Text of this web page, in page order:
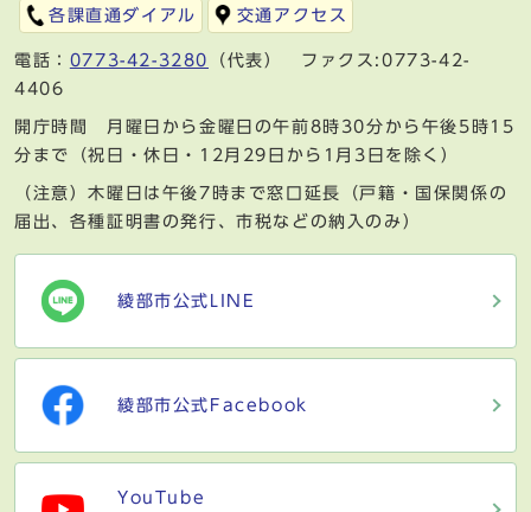
各課直通ダイアル
交通アクセス
電話： 0773-42-3280
（代表） ファクス:0773-42-
4406
開庁時間 月曜日から金曜日の午前8時30分から午後5時15
分まで（祝日・休日・12月29日から1月3日を除く）
（注意）木曜日は午後7時まで窓口延長（戸籍・国保関係の
届出、各種証明書の発行、市税などの納入のみ）
綾部市公式LINE
綾部市公式Facebook
YouTube